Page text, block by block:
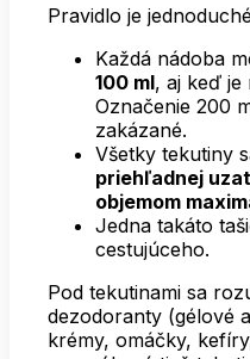
Pravidlo je
Každá nádoba
100 ml, aj keď je
Označenie 200
zakázané.
Všetky tekutiny
priehľadnej
objemom
Jedna takáto
cestujúceho.
Pod tekutinami sa
dezodoranty (gélové
krémy, omáčky,